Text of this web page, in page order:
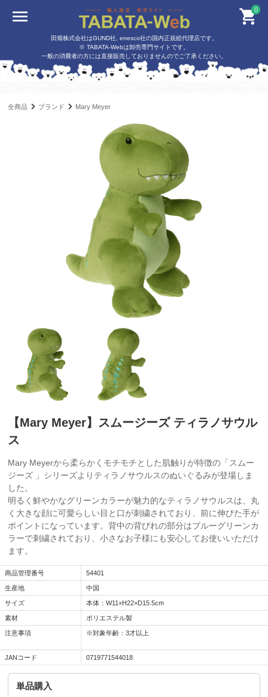
0
田畑株式会社はGUND社, enesco社の国内正規総代理店です。
※ TABATA-Webは卸売専門サイトです。
一般の消費者の方には直接販売しておりませんのでご了承ください。
全商品 ブランド Mary Meyer
【Mary Meyer】スムージーズ ティラノサウル
ス
Mary Meyerから柔らかくモチモチとした肌触りが特徴の「スムー
ジーズ 」シリーズよりティラノサウルスのぬいぐるみが登場しま
した。
明るく鮮やかなグリーンカラーが魅力的なティラノサウルスは、丸
く大きな顔に可愛らしい目と口が刺繍されており、前に伸びた手が
ポイントになっています。背中の背びれの部分はブルーグリーンカ
ラーで刺繍されており、小さなお子様にも安心してお使いいただけ
ます。
商品管理番号 54401
生産地 中国
サイズ 本体：W11×H22×D15.5cm
素材 ポリエステル製
注意事項 ※対象年齢：3才以上
JANコード 0719771544018
単品購入